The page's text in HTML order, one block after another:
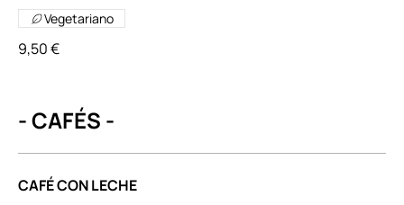
9,50 €
Vegetariano
- CAFÉS -
CAFÉ CON LECHE